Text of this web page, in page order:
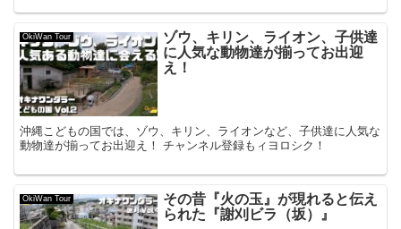
OkiWan Tour
ゾウ、キリン、ライオン、子供達
に人気な動物達が揃ってお出迎
え！
沖縄こどもの国では、ゾウ、キリン、ライオンなど、子供達に人気な
動物達が揃ってお出迎え！ チャンネル登録もィヨロシク！
OkiWan Tour
その昔『火の玉』が現れると伝え
られた『謝刈ビラ（坂）』